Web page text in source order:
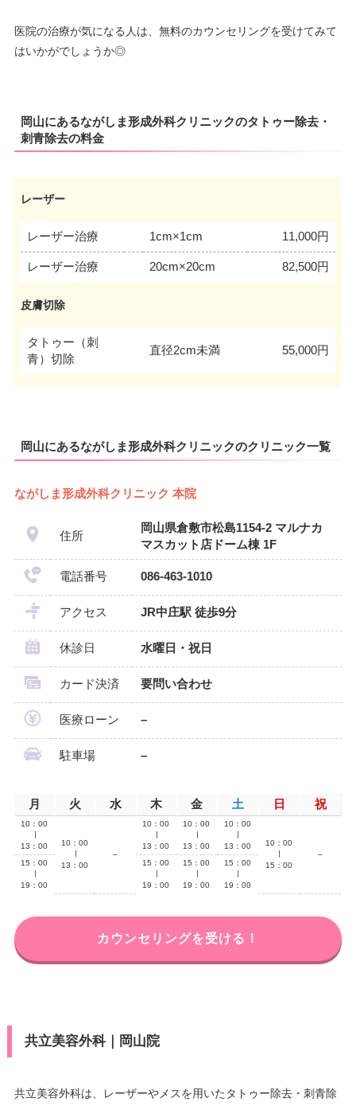
医院の治療が気になる人は、無料のカウンセリングを受けてみて
はいかがでしょうか◎
岡山にあるながしま形成外科クリニックのタトゥー除去・
刺青除去の料金
レーザー
レーザー治療 1cm×1cm 11,000円
レーザー治療 20cm×20cm 82,500円
皮膚切除
タトゥー（刺
青）切除
直径2cm未満 55,000円
岡山にあるながしま形成外科クリニックのクリニック一覧
ながしま形成外科クリニック 本院
住所
岡山県倉敷市松島1154-2 マルナカ
マスカット店ドーム棟 1F
電話番号 086-463-1010
アクセス JR中庄駅 徒歩9分
休診日 水曜日・祝日
カード決済 要問い合わせ
医療ローン –
駐車場 –
月 火 水 木 金 土 日 祝
10：00
13：00
10：00
13：00
–
10：00
13：00
10：00
13：00
10：00
13：00
10：00
15：00
–
15：00
19：00
15：00
19：00
15：00
19：00
15：00
19：00
カウンセリングを受ける！
共立美容外科｜岡山院
共立美容外科は、レーザーやメスを用いたタトゥー除去・刺青除